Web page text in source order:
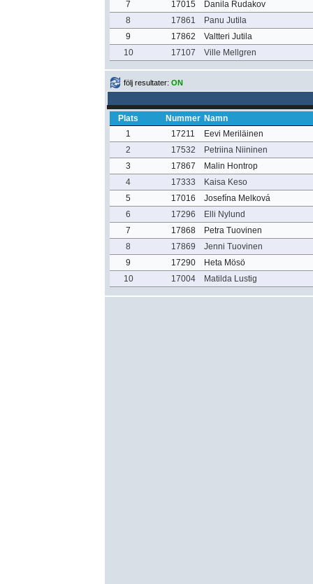
7 17015
Danila Rudakov
8
17861
Panu Jutila
9
17862
Valtteri Jutila
10
17107 Ville Mellgren
följ resultater: ON
Plats Nummer Namn
1
17211
Eevi Meriläinen
2
17532
Petriina Niininen
3
17867
Malin Hontrop
4
17333
Kaisa Keso
5
17016
Josefína Melková
6
17296
Elli Nylund
7
17868
Petra Tuovinen
8
17869
Jenni Tuovinen
9
17290
Heta Mösö
10
17004 Matilda Lustig